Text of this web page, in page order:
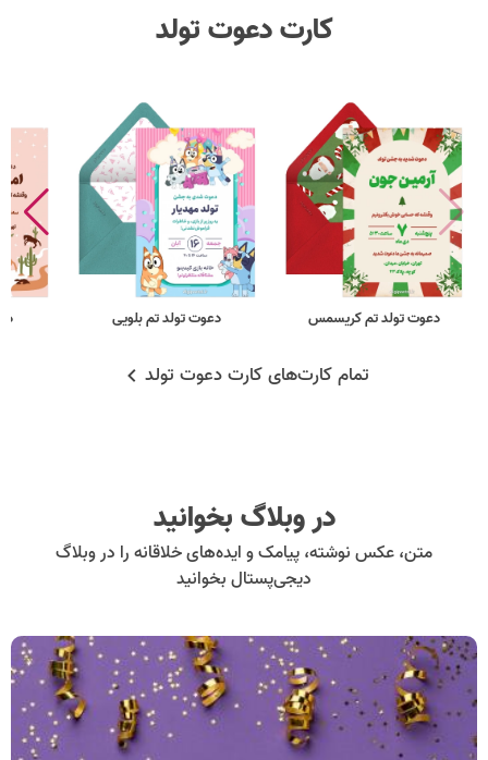
کارت دعوت تولد
دعوت تولد تم کریسمس دعوت تولد تم بلویی
تمام کارت‌های کارت دعوت تولد
در وبلاگ بخوانید
متن، عکس نوشته، پیامک و ایده‌های خلاقانه را در وبلاگ
دیجی‌پستال بخوانید